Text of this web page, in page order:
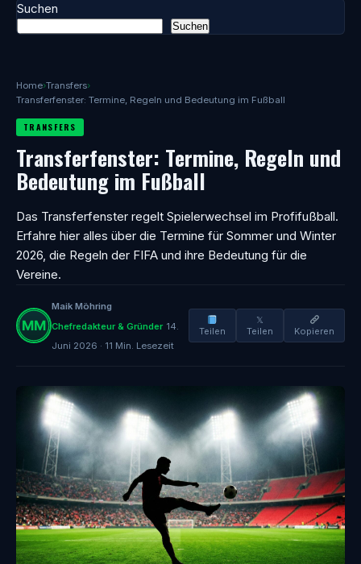
Home›Transfers›
Transferfenster: Termine, Regeln und Bedeutung im Fußball
TRANSFERS
Transferfenster: Termine, Regeln und
Bedeutung im Fußball
Das Transferfenster regelt Spielerwechsel im Profifußball.
Erfahre hier alles über die Termine für Sommer und Winter
2026, die Regeln der FIFA und ihre Bedeutung für die
Vereine.
Maik Möhring
Chefredakteur & Gründer 14.
Juni 2026 · 11 Min. Lesezeit
Teilen
𝕏
Teilen
Kopieren
Suchen
Suchen